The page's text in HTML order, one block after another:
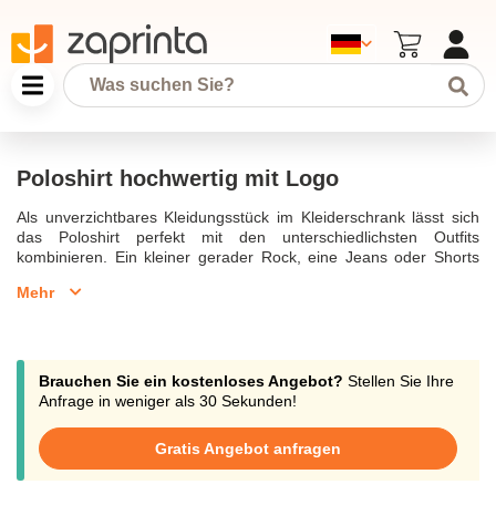
Poloshirt hochwertig mit Logo
Als unverzichtbares Kleidungsstück im Kleiderschrank lässt sich
das Poloshirt perfekt mit den unterschiedlichsten Outfits
kombinieren. Ein kleiner gerader Rock, eine Jeans oder Shorts
persönliche Note zu verleihen, bieten wir Ihnen die Möglichkeit, es
ist möglich. Bestellen Sie Ihre verschiedenen
Poloshirtsab 10 Stück, um Ihre Familie oder Ihre Mitarbeiter zu
einem kleinen Preis damit auszustatten. Wir begleiten Sie dabei
Bestellen Sie jetzt Ihr
hochwertiges personalisiertes Poloshirt.
Poloshirt hochwertig mit Logo
Mehr
Brauchen Sie ein kostenloses Angebot? Stellen Sie Ihre
Anfrage in weniger als 30 Sekunden!
Gratis Angebot anfragen